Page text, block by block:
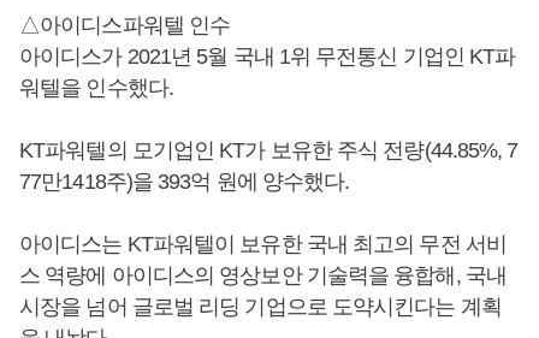
△아이디스파워텔 인수
아이디스가 2021년 5월 국내 1위 무전통신 기업인 KT파
워텔을 인수했다.
KT파워텔의 모기업인 KT가 보유한 주식 전량(44.85%, 7
77만1418주)을 393억 원에 양수했다.
아이디스는 KT파워텔이 보유한 국내 최고의 무전 서비
스 역량에 아이디스의 영상보안 기술력을 융합해, 국내
시장을 넘어 글로벌 리딩 기업으로 도약시킨다는 계획